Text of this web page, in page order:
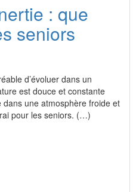
: que
seniors
d’évoluer dans un
est douce et constante
une atmosphère froide et
pour les seniors. (…)